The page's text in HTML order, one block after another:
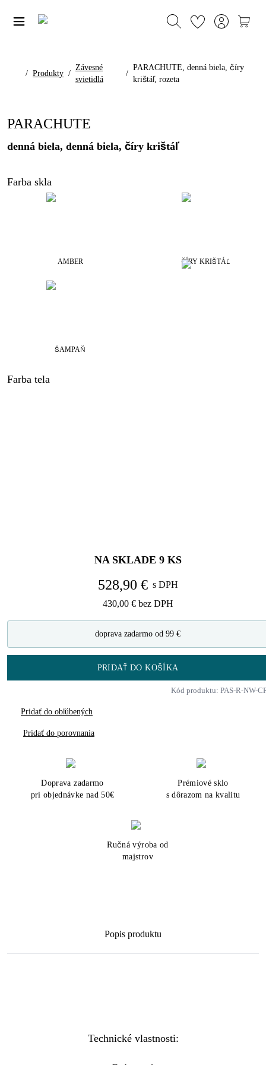
/ Produkty /
Závesné
svietidlá
/
PARACHUTE, denná biela, číry
krištáľ, rozeta
PARACHUTE
denná biela, denná biela, číry krištáľ
Farba skla
AMBER ČÍRY KRIŠTÁĽ
ŠAMPAŇ
Farba tela
NA SKLADE 9 KS
528,90 € s DPH
430,00 € bez DPH
doprava zadarmo od 99 €
PRIDAŤ DO KOŠÍKA
Kód produktu: PAS-R-NW-
Pridať do obľúbených
Pridať do porovnania
Doprava zadarmo
pri objednávke nad 50€
Prémiové sklo
s dôrazom na kvalitu
Ručná výroba od
majstrov
Popis produktu
Technické vlastnosti: